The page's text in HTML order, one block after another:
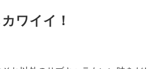
ワイイ！